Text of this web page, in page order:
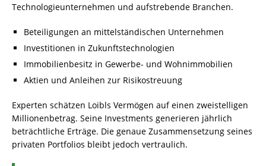
Technologieunternehmen und aufstrebende Branchen.
Beteiligungen an mittelständischen Unternehmen
Investitionen in Zukunftstechnologien
Immobilienbesitz in Gewerbe- und Wohnimmobilien
Aktien und Anleihen zur Risikostreuung
Experten schätzen Loibls Vermögen auf einen zweistelligen
Millionenbetrag. Seine Investments generieren jährlich
beträchtliche Erträge. Die genaue Zusammensetzung seines
privaten Portfolios bleibt jedoch vertraulich.